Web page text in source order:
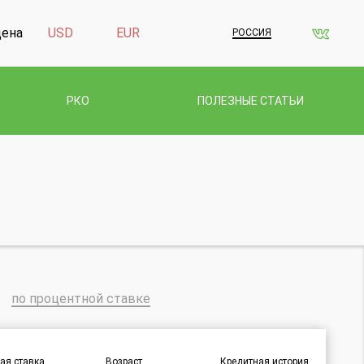
USD EUR РОССИЯ
РКО ПОЛЕЗНЫЕ СТАТЬИ
по процентной ставке
ставка Возраст Кредитная история